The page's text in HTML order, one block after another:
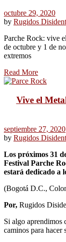
octubre 29, 2020
by Rugidos
Parche Rock: vive
de octubre y 1 de
extremos
Read More
Vive el
septiembre 27, 2020
by Rugidos
Los próximos 31
Festival Parche
estará dedicado a
(Bogotá D.C.,
Por, Rugidos
Si algo aprendimos
caminos para hacer